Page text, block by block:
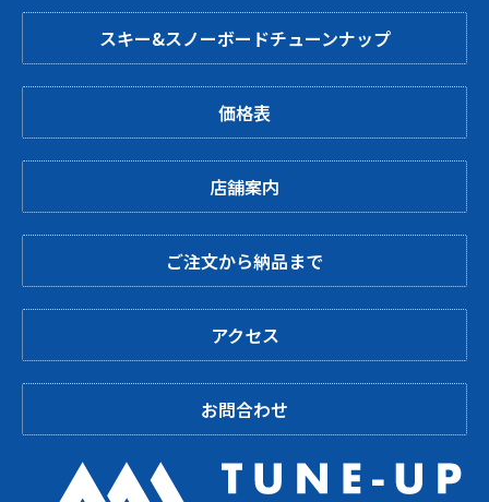
スキー&スノーボードチューンナップ
価格表
店舗案内
ご注文から納品まで
アクセス
お問合わせ